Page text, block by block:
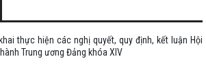
thực hiện các nghị quyết, quy định, kết luận Hội
Trung ương Đảng khóa XIV